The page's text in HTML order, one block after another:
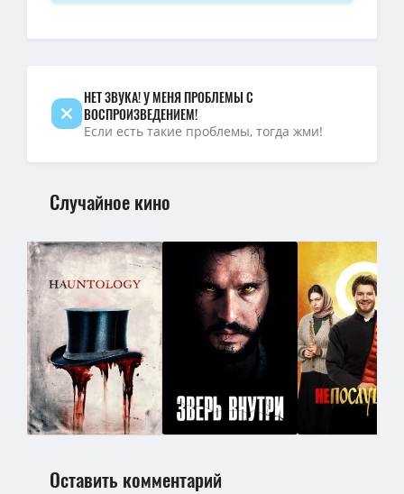
НЕТ ЗВУКА! У МЕНЯ ПРОБЛЕМЫ С
ВОСПРОИЗВЕДЕНИЕМ!
Если есть такие проблемы, тогда жми!
Случайное кино
Оставить комментарий